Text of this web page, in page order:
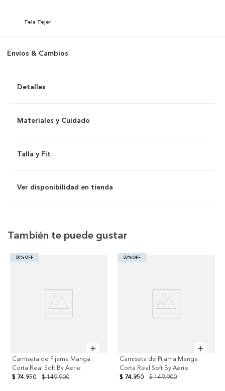
Tela Tejer
Envíos & Cambios
Detalles
Materiales y Cuidado
Talla y Fit
Ver disponibilidad en tienda
También te puede gustar
50% OFF
Camiseta de Pijama Manga
Corta Real Soft By Aerie
$ 149.900
$ 74.950
50% OFF
Camiseta de Pijama Manga
Corta Real Soft By Aerie
$ 149.900
$ 74.950